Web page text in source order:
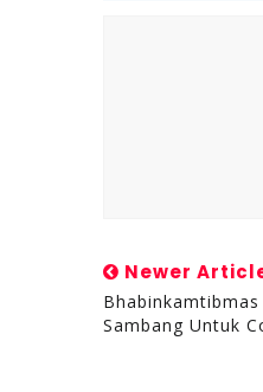
Newer
Sambang Untuk